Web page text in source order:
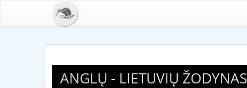
ANGLŲ - LIETUVIŲ ŽODYNAS